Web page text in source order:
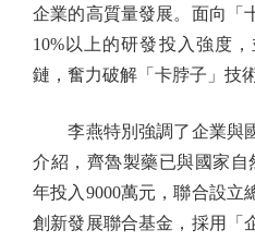
企業的高質量發展。面向「
10%以上的研發投入強度
鏈，奮力破解「卡脖子」技
李燕特別強調了企業與
介紹，齊魯製藥已與國家
年投入9000萬元，聯合設立
創新發展聯合基金，採用「